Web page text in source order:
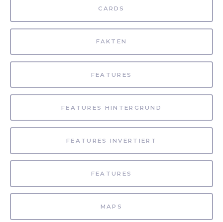
CARDS
FAKTEN
FEATURES
FEATURES HINTERGRUND
FEATURES INVERTIERT
FEATURES
MAPS